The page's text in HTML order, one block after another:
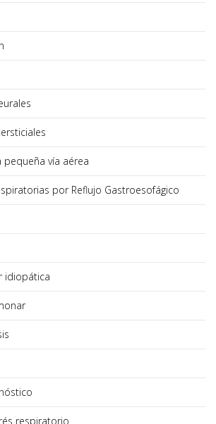
vía aérea
por Reflujo Gastroesofágico
idiopática
respiratorio